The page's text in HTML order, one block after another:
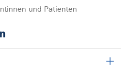
und Patienten